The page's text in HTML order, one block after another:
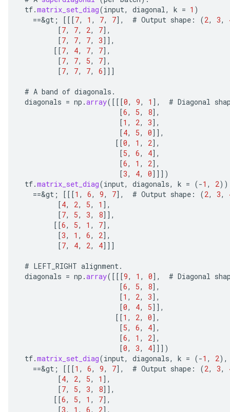
tf.matrix_set_diag(input, diagonal, k = 1 )
==&gt ; [[[7, 1 , 7, 7] , # Output shape : (2, 3,
[7, 7, 2, 7] ,
[7, 7, 7, 3]] ,
[[7, 4, 7, 7] ,
[7, 7, 5, 7] ,
[7, 7, 7, 6]]]
# A band of diagonals .
diagonals = np .array( [[[0, 9, 1 ] , # Diagonal
[6, 5, 8] ,
[1 , 2, 3] ,
[4, 5, 0]] ,
[[0, 1 , 2] ,
[5, 6, 4] ,
[6, 1 , 2] ,
[3, 4, 0]]] )
tf.matrix_set_diag(input, diagonals, k = (-1 , 2))
==&gt ; [[[1 , 6, 9, 7] , # Output shape : (2, 3,
[4, 2, 5, 1 ] ,
[7, 5, 3, 8]] ,
[[6, 5, 1 , 7] ,
[3, 1 , 6, 2] ,
[7, 4, 2, 4]]]
# LEFT_RIGHT alignment.
diagonals = np .array( [[[9, 1 , 0] , # Diagonal
[6, 5, 8] ,
[1 , 2, 3] ,
[0, 4, 5]] ,
[[1 , 2, 0] ,
[5, 6, 4] ,
[6, 1 , 2] ,
[0, 3, 4]]] )
tf.matrix_set_diag(input, diagonals, k = (-1 , 2),
==&gt ; [[[1 , 6, 9, 7] , # Output shape : (2, 3,
[4, 2, 5, 1 ] ,
[7, 5, 3, 8]] ,
[[6, 5, 1 , 7] ,
[3, 1 , 6, 2] ,